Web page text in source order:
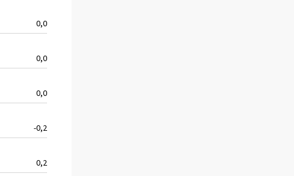
0,0
0,0
0,0
-0,2
0,2